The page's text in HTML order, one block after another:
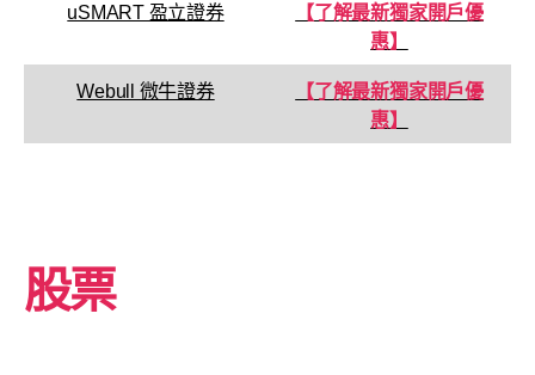
uSMART 盈立證券
【了解最新獨家開戶優
惠】
Webull 微牛證券
【了解最新獨家開戶優
惠】
股票